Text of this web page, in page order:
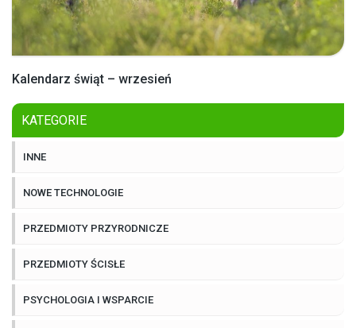
Kalendarz świąt – wrzesień
KATEGORIE
INNE
NOWE TECHNOLOGIE
PRZEDMIOTY PRZYRODNICZE
PRZEDMIOTY ŚCISŁE
PSYCHOLOGIA I WSPARCIE